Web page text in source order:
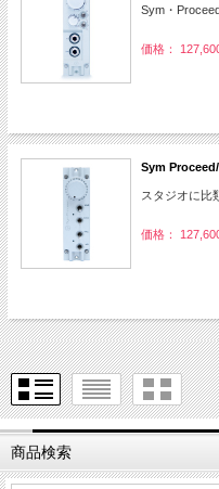
Sym・
価格：
Sym
スタジオに比
価格：
商品検索